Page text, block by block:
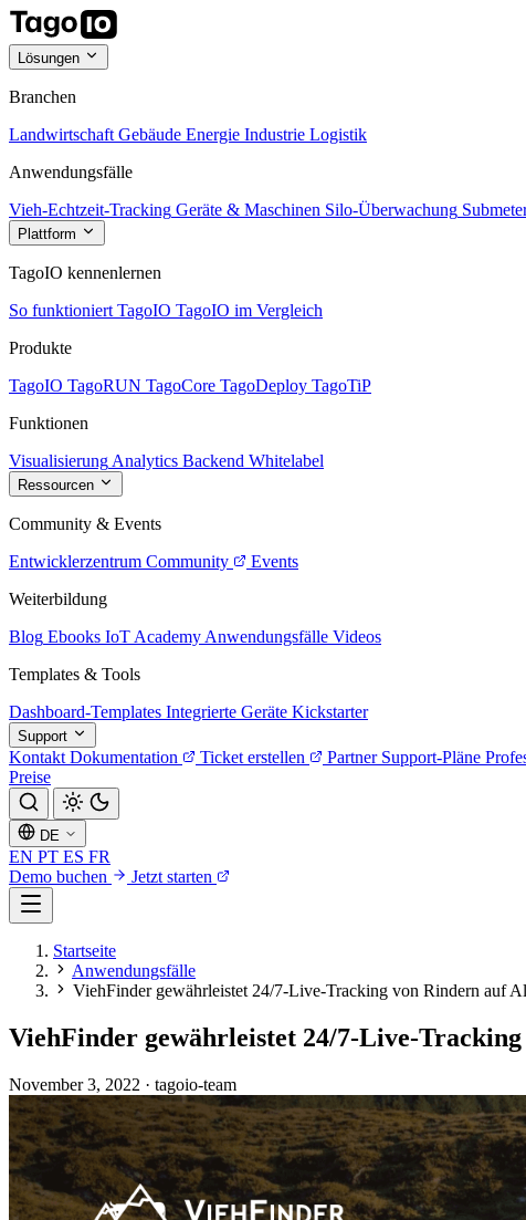
Lösungen
Branchen
Landwirtschaft Gebäude Energie Industrie Logistik
Anwendungsfälle
Vieh-Echtzeit-Tracking Geräte & Maschinen Silo-Überwachung
Plattform
TagoIO kennenlernen
So funktioniert TagoIO TagoIO im Vergleich
Produkte
TagoIO TagoRUN TagoCore TagoDeploy TagoTiP
Funktionen
Visualisierung Analytics Backend Whitelabel
Ressourcen
Community & Events
Entwicklerzentrum Community
Events
Weiterbildung
Blog Ebooks IoT Academy Anwendungsfälle Videos
Templates & Tools
Dashboard-Templates Integrierte Geräte Kickstarter
Support
Kontakt Dokumentation Ticket erstellen Partner Support-Pläne
Preise
DE
EN PT ES FR
Demo buchen
Jetzt starten
Startseite
Anwendungsfälle
ViehFinder gewährleistet 24/7-Live-Tracking von Rindern auf
ViehFinder gewährleistet 24/7-Live-
November 3, 2022 · tagoio-team